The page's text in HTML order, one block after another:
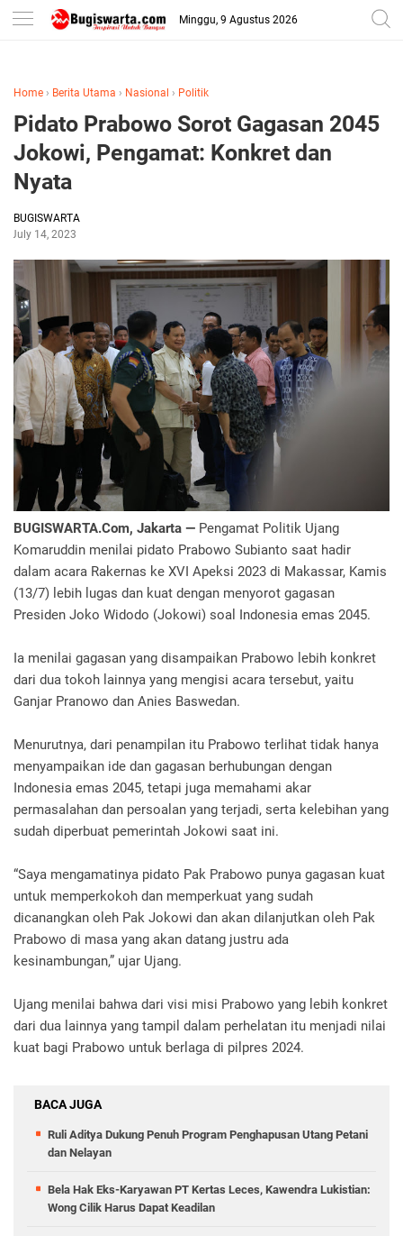
-->
Minggu, 9 Agustus 2026
Home › Berita Utama › Nasional › Politik
Pidato Prabowo Sorot Gagasan 2045
Jokowi, Pengamat: Konkret dan
Nyata
BUGISWARTA
July 14, 2023
BUGISWARTA.Com, Jakarta — Pengamat Politik Ujang
Komaruddin menilai pidato Prabowo Subianto saat hadir
dalam acara Rakernas ke XVI Apeksi 2023 di Makassar, Kamis
(13/7) lebih lugas dan kuat dengan menyorot gagasan
Presiden Joko Widodo (Jokowi) soal Indonesia emas 2045.
Ia menilai gagasan yang disampaikan Prabowo lebih konkret
dari dua tokoh lainnya yang mengisi acara tersebut, yaitu
Ganjar Pranowo dan Anies Baswedan.
Menurutnya, dari penampilan itu Prabowo terlihat tidak hanya
menyampaikan ide dan gagasan berhubungan dengan
Indonesia emas 2045, tetapi juga memahami akar
permasalahan dan persoalan yang terjadi, serta kelebihan yang
sudah diperbuat pemerintah Jokowi saat ini.
“Saya mengamatinya pidato Pak Prabowo punya gagasan kuat
untuk memperkokoh dan memperkuat yang sudah
dicanangkan oleh Pak Jokowi dan akan dilanjutkan oleh Pak
Prabowo di masa yang akan datang justru ada
kesinambungan,” ujar Ujang.
Ujang menilai bahwa dari visi misi Prabowo yang lebih konkret
dari dua lainnya yang tampil dalam perhelatan itu menjadi nilai
kuat bagi Prabowo untuk berlaga di pilpres 2024.
BACA JUGA
Ruli Aditya Dukung Penuh Program Penghapusan Utang Petani
dan Nelayan
Bela Hak Eks-Karyawan PT Kertas Leces, Kawendra Lukistian:
Wong Cilik Harus Dapat Keadilan